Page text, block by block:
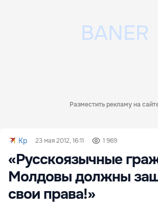
Разместить рекламу на
Kp 23 мая 2012, 16:11 1 969
«Русскоязычные
Молдовы должны
свои права!»